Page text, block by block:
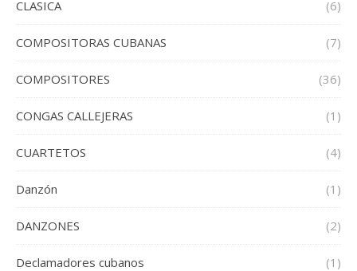
CLASICA (6)
COMPOSITORAS CUBANAS (7)
COMPOSITORES (36)
CONGAS CALLEJERAS (1)
CUARTETOS (4)
Danzón (1)
DANZONES (2)
Declamadores cubanos (1)